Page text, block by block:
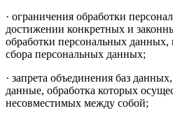
· ограничения обработки
достижении конкретных и
обработки персональных
сбора персональных данных;
· запрета объединения баз
данные, обработка которых
несовместимых между собой;